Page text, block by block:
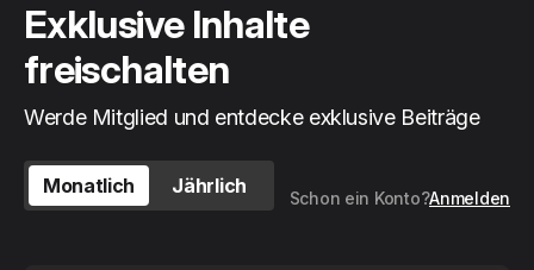
Exklusive Inhalte
freischalten
Werde Mitglied und entdecke exklusive Beiträge
Monatlich Jährlich
Schon ein Konto?Anmelden